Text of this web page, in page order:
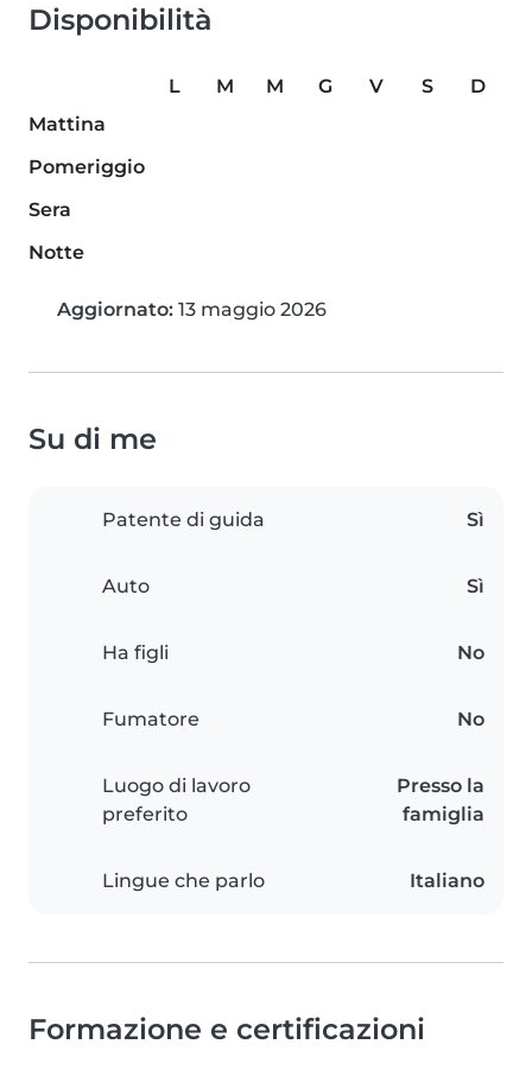
Disponibilità
L M M G V S
D
Mattina
Pomeriggio
Sera
Notte
Aggiornato: 13 maggio 2026
Su di me
Patente di guida Sì
Auto Sì
Ha figli No
Fumatore No
Luogo di lavoro
preferito
Presso la
famiglia
Lingue che parlo Italiano
Formazione e certificazioni